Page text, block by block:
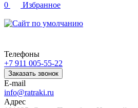
0
Избранное
Телефоны
+7 911 005-55-22
Заказать звонок
E-mail
info@ratraki.ru
Адрес